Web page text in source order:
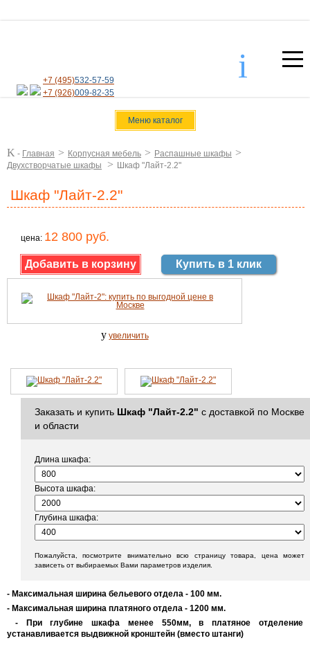
+7 (495)532-57-59
+7 (926)009-82-35
i
Меню каталог
K - Главная > Корпусная мебель > Распашные шкафы >
Двухстворчатые шкафы > Шкаф "Лайт-2.2"
Шкаф "Лайт-2.2"
цена: 12 800 руб.
Купить в 1 клик
y увеличить
Заказать и купить Шкаф "Лайт-2.2" с доставкой по Москве
и области
Длина шкафа:
Высота шкафа:
Глубина шкафа:
Пожалуйста, посмотрите внимательно всю страницу товара, цена может
зависеть от выбираемых Вами параметров изделия.
- Максимальная ширина бельевого отдела - 100 мм.
- Максимальная ширина платяного отдела - 1200 мм.
- При глубине шкафа менее 550мм, в платяное отделение
устанавливается выдвижной кронштейн (вместо штанги)